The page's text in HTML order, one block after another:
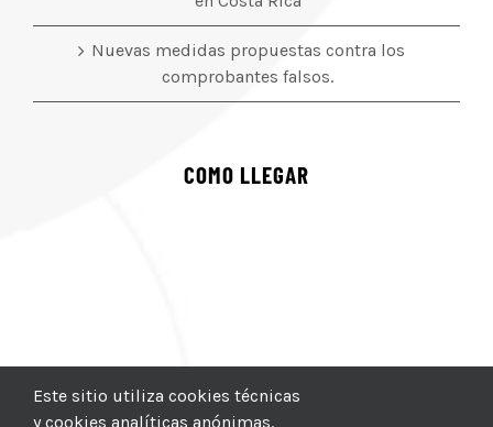
Nuevas medidas propuestas contra los
comprobantes falsos.
COMO LLEGAR
Este sitio utiliza cookies técnicas
y cookies analíticas anónimas.